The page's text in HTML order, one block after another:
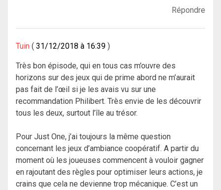
Répondre
Tuin 31/12/2018 à 16:39
Très bon épisode, qui en tous cas m’ouvre des
horizons sur des jeux qui de prime abord ne m’aurait
pas fait de l’œil si je les avais vu sur une
recommandation Philibert. Très envie de les découvrir
tous les deux, surtout l’île au trésor.
Pour Just One, j’ai toujours la même question
concernant les jeux d’ambiance coopératif. A partir du
moment où les joueuses commencent à vouloir gagner
en rajoutant des règles pour optimiser leurs actions, je
crains que cela ne devienne trop mécanique. C’est un